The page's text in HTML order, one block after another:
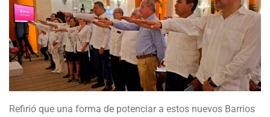
Refirió que una forma de potenciar a estos nuevos Barrios